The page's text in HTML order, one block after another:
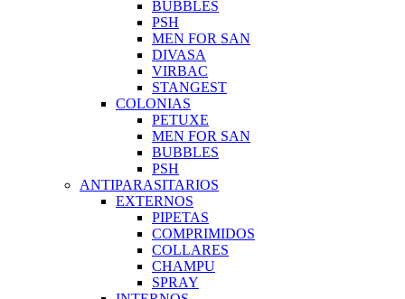
BUBBLES
PSH
MEN FOR SAN
DIVASA
VIRBAC
STANGEST
COLONIAS
PETUXE
MEN FOR SAN
BUBBLES
PSH
ANTIPARASITARIOS
EXTERNOS
PIPETAS
COMPRIMIDOS
COLLARES
CHAMPU
SPRAY